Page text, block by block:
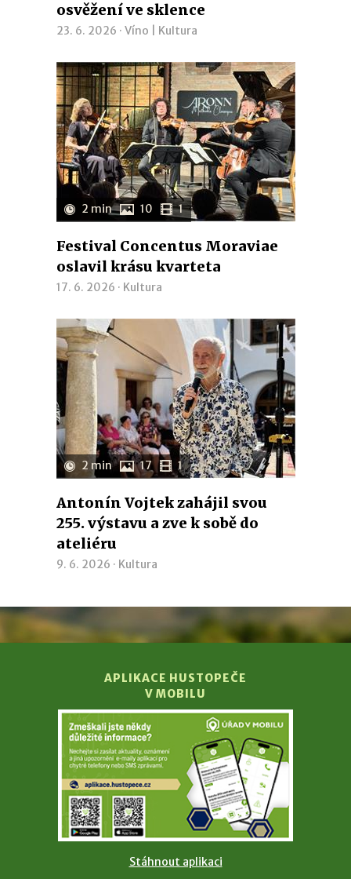
osvěžení ve sklence
23. 6. 2026 · Víno Kultura
2 min 10 1
Festival Concentus Moraviae
oslavil krásu kvarteta
17. 6. 2026 · Kultura
2 min 17 1
Antonín Vojtek zahájil svou
255. výstavu a zve k sobě do
ateliéru
9. 6. 2026 · Kultura
APLIKACE HUSTOPEČE
V MOBILU
Stáhnout aplikaci